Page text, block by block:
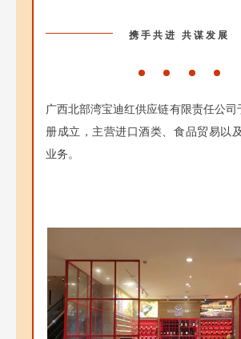
携手共进 共谋发展
广西北部湾宝迪红供应链有限责任公司
册成立，主营进口酒类、食品贸易以
业务。